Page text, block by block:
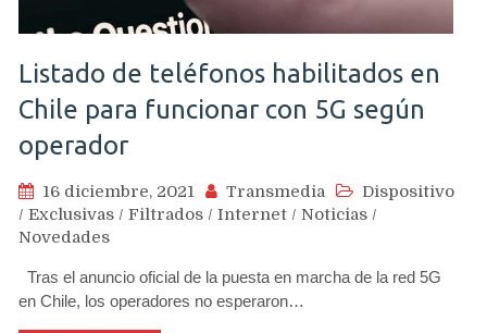
Listado de teléfonos habilitados en
Chile para funcionar con 5G según
operador
16 diciembre, 2021 Transmedia
Dispositivo
/ Exclusivas / Filtrados / Internet / Noticias /
Novedades
Tras el anuncio oficial de la puesta en marcha de la red 5G
en Chile, los operadores no esperaron…